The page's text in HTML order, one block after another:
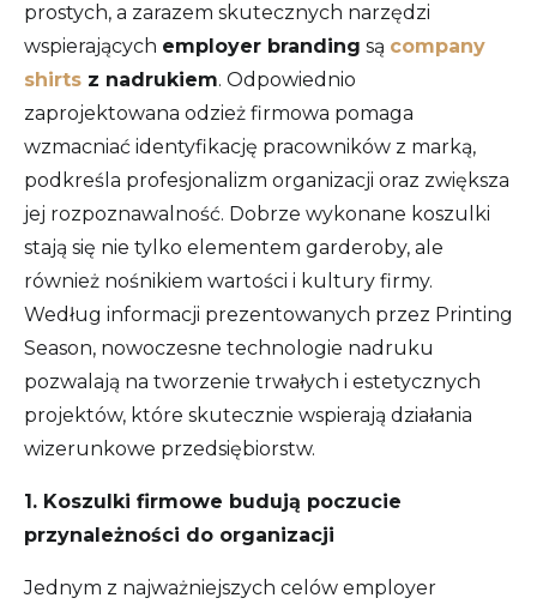
prostych, a zarazem skutecznych narzędzi
wspierających employer branding są company
shirts z nadrukiem. Odpowiednio
zaprojektowana odzież firmowa pomaga
wzmacniać identyfikację pracowników z marką,
podkreśla profesjonalizm organizacji oraz zwiększa
jej rozpoznawalność. Dobrze wykonane koszulki
stają się nie tylko elementem garderoby, ale
również nośnikiem wartości i kultury firmy.
Według informacji prezentowanych przez Printing
Season, nowoczesne technologie nadruku
pozwalają na tworzenie trwałych i estetycznych
projektów, które skutecznie wspierają działania
wizerunkowe przedsiębiorstw.
1. Koszulki firmowe budują poczucie
przynależności do organizacji
Jednym z najważniejszych celów employer